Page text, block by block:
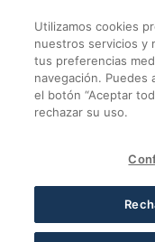
Volver a
Málaga
29004, Málaga,
Utilizamos cookies
nuestros servicios y
tus preferencias
navegación. Puedes
el botón “Aceptar
rechazar su uso.